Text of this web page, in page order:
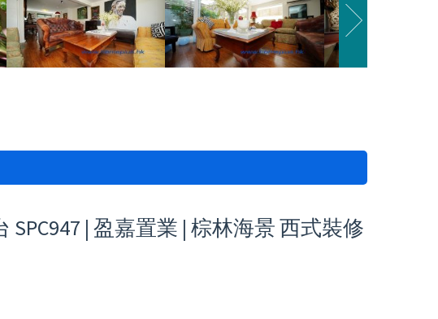
| 盈嘉置業 | 棕林海景 西式裝修